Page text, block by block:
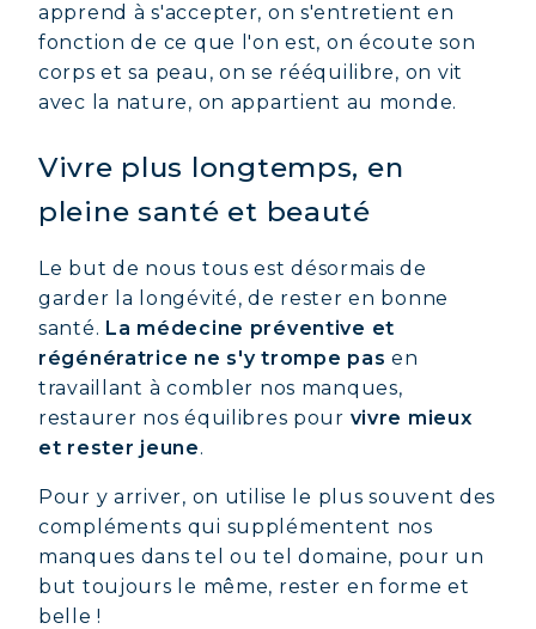
apprend à s'accepter, on s'entretient en
fonction de ce que l'on est, on écoute son
corps et sa peau, on se rééquilibre, on vit
avec la nature, on appartient au monde.
Vivre plus longtemps, en
pleine santé et beauté
Le but de nous tous est désormais de
garder la longévité, de rester en bonne
santé. La médecine préventive et
régénératrice ne s'y trompe pas en
travaillant à combler nos manques,
restaurer nos équilibres pour vivre mieux
et rester jeune.
Pour y arriver, on utilise le plus souvent des
compléments qui supplémentent nos
manques dans tel ou tel domaine, pour un
but toujours le même, rester en forme et
belle !